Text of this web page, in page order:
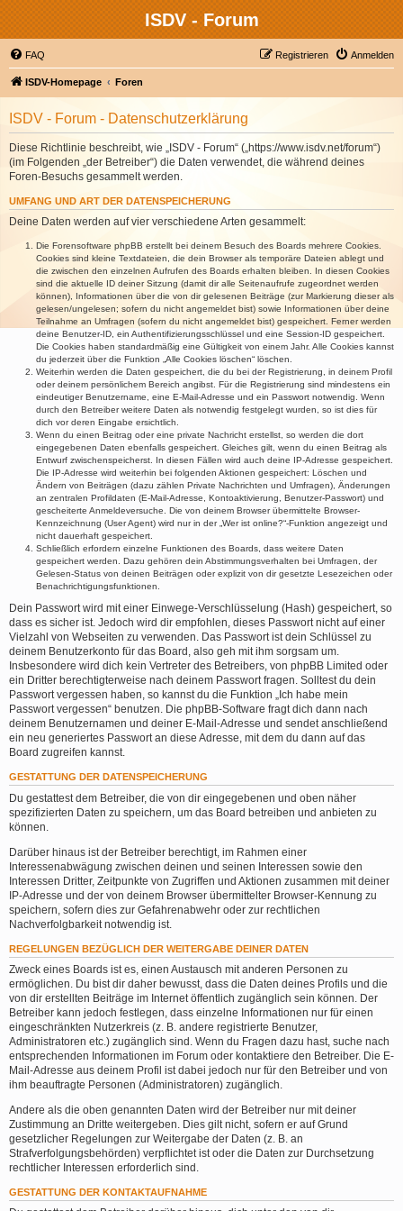
ISDV - Forum
FAQ Anmelden
Registrieren
ISDV-Homepage Foren
ISDV - Forum - Datenschutzerklärung
Diese Richtlinie beschreibt, wie „ISDV - Forum“ („https://www.isdv.net/forum“)
(im Folgenden „der Betreiber“) die Daten verwendet, die während deines
Foren-Besuchs gesammelt werden.
UMFANG UND ART DER DATENSPEICHERUNG
Deine Daten werden auf vier verschiedene Arten gesammelt:
Die Forensoftware phpBB erstellt bei deinem Besuch des Boards mehrere Cookies.
Cookies sind kleine Textdateien, die dein Browser als temporäre Dateien ablegt und
die zwischen den einzelnen Aufrufen des Boards erhalten bleiben. In diesen Cookies
sind die aktuelle ID deiner Sitzung (damit dir alle Seitenaufrufe zugeordnet werden
können), Informationen über die von dir gelesenen Beiträge (zur Markierung dieser als
gelesen/ungelesen; sofern du nicht angemeldet bist) sowie Informationen über deine
Teilnahme an Umfragen (sofern du nicht angemeldet bist) gespeichert. Ferner werden
deine Benutzer-ID, ein Authentifizierungsschlüssel und eine Session-ID gespeichert.
Die Cookies haben standardmäßig eine Gültigkeit von einem Jahr. Alle Cookies kannst
du jederzeit über die Funktion „Alle Cookies löschen“ löschen.
Weiterhin werden die Daten gespeichert, die du bei der Registrierung, in deinem Profil
oder deinem persönlichem Bereich angibst. Für die Registrierung sind mindestens ein
eindeutiger Benutzername, eine E-Mail-Adresse und ein Passwort notwendig. Wenn
durch den Betreiber weitere Daten als notwendig festgelegt wurden, so ist dies für
dich vor deren Eingabe ersichtlich.
Wenn du einen Beitrag oder eine private Nachricht erstellst, so werden die dort
eingegebenen Daten ebenfalls gespeichert. Gleiches gilt, wenn du einen Beitrag als
Entwurf zwischenspeicherst. In diesen Fällen wird auch deine IP-Adresse gespeichert.
Die IP-Adresse wird weiterhin bei folgenden Aktionen gespeichert: Löschen und
Ändern von Beiträgen (dazu zählen Private Nachrichten und Umfragen), Änderungen
an zentralen Profildaten (E-Mail-Adresse, Kontoaktivierung, Benutzer-Passwort) und
gescheiterte Anmeldeversuche. Die von deinem Browser übermittelte Browser-
Kennzeichnung (User Agent) wird nur in der „Wer ist online?“-Funktion angezeigt und
nicht dauerhaft gespeichert.
Schließlich erfordern einzelne Funktionen des Boards, dass weitere Daten
gespeichert werden. Dazu gehören dein Abstimmungsverhalten bei Umfragen, der
Gelesen-Status von deinen Beiträgen oder explizit von dir gesetzte Lesezeichen oder
Benachrichtigungsfunktionen.
Dein Passwort wird mit einer Einwege-Verschlüsselung (Hash) gespeichert, so
dass es sicher ist. Jedoch wird dir empfohlen, dieses Passwort nicht auf einer
Vielzahl von Webseiten zu verwenden. Das Passwort ist dein Schlüssel zu
deinem Benutzerkonto für das Board, also geh mit ihm sorgsam um.
Insbesondere wird dich kein Vertreter des Betreibers, von phpBB Limited oder
ein Dritter berechtigterweise nach deinem Passwort fragen. Solltest du dein
Passwort vergessen haben, so kannst du die Funktion „Ich habe mein
Passwort vergessen“ benutzen. Die phpBB-Software fragt dich dann nach
deinem Benutzernamen und deiner E-Mail-Adresse und sendet anschließend
ein neu generiertes Passwort an diese Adresse, mit dem du dann auf das
Board zugreifen kannst.
GESTATTUNG DER DATENSPEICHERUNG
Du gestattest dem Betreiber, die von dir eingegebenen und oben näher
spezifizierten Daten zu speichern, um das Board betreiben und anbieten zu
können.
Darüber hinaus ist der Betreiber berechtigt, im Rahmen einer
Interessenabwägung zwischen deinen und seinen Interessen sowie den
Interessen Dritter, Zeitpunkte von Zugriffen und Aktionen zusammen mit deiner
IP-Adresse und der von deinem Browser übermittelter Browser-Kennung zu
speichern, sofern dies zur Gefahrenabwehr oder zur rechtlichen
Nachverfolgbarkeit notwendig ist.
REGELUNGEN BEZÜGLICH DER WEITERGABE DEINER DATEN
Zweck eines Boards ist es, einen Austausch mit anderen Personen zu
ermöglichen. Du bist dir daher bewusst, dass die Daten deines Profils und die
von dir erstellten Beiträge im Internet öffentlich zugänglich sein können. Der
Betreiber kann jedoch festlegen, dass einzelne Informationen nur für einen
eingeschränkten Nutzerkreis (z. B. andere registrierte Benutzer,
Administratoren etc.) zugänglich sind. Wenn du Fragen dazu hast, suche nach
entsprechenden Informationen im Forum oder kontaktiere den Betreiber. Die E-
Mail-Adresse aus deinem Profil ist dabei jedoch nur für den Betreiber und von
ihm beauftragte Personen (Administratoren) zugänglich.
Andere als die oben genannten Daten wird der Betreiber nur mit deiner
Zustimmung an Dritte weitergeben. Dies gilt nicht, sofern er auf Grund
gesetzlicher Regelungen zur Weitergabe der Daten (z. B. an
Strafverfolgungsbehörden) verpflichtet ist oder die Daten zur Durchsetzung
rechtlicher Interessen erforderlich sind.
GESTATTUNG DER KONTAKTAUFNAHME